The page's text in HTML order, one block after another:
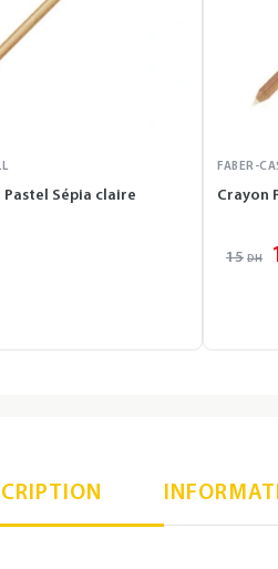
Pastel Sépia claire
FABER-
Crayon
15 DH